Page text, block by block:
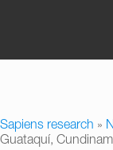
Sapiens research »
Guataquí,